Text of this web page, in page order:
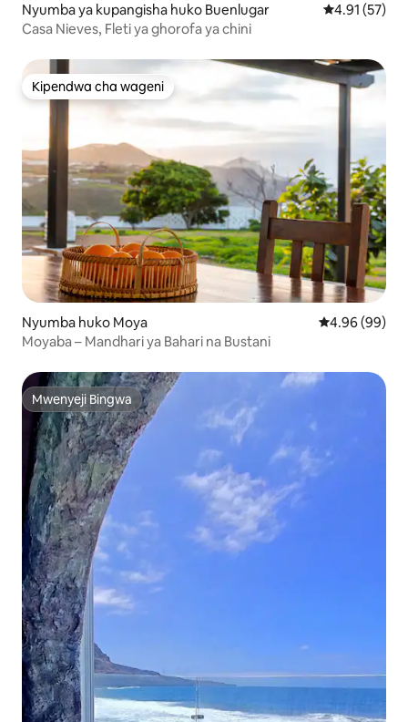
Nyumba ya kupangisha huko Buenlugar Ukadiriaji wa
4.91 (57)
Casa Nieves, Fleti ya ghorofa ya chini
Kipendwa cha wageni
Kipendwa cha wageni
Nyumba huko Moya Ukadiriaji wa
4.96 (99)
Moyaba – Mandhari ya Bahari na Bustani
Mwenyeji Bingwa
Mwenyeji Bingwa